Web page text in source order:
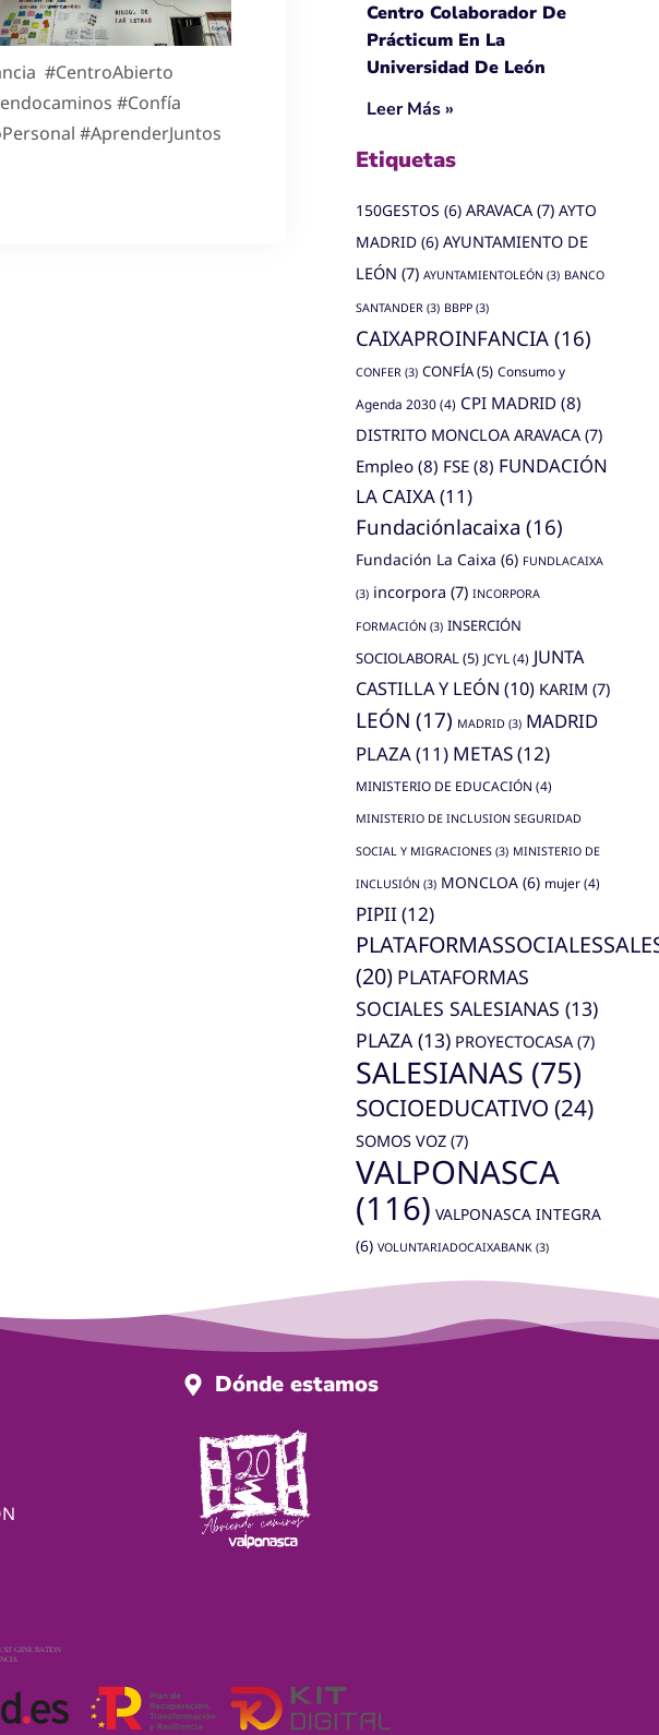
#CentroAbierto
#Confía
#AprenderJuntos
Centro Colaborador De
Prácticum En La
Universidad De León
Leer Más »
Etiquetas
150GESTOS (6) ARAVACA (7) AYTO
MADRID (6) AYUNTAMIENTO DE
LEÓN (7) AYUNTAMIENTOLEÓN (3) BANCO
SANTANDER (3) BBPP (3)
CAIXAPROINFANCIA (16)
CONFER (3) CONFÍA(5) Consumo y
Agenda 2030(4) CPI MADRID (8)
DISTRITO MONCLOA ARAVACA (7)
Empleo (8) FSE (8) FUNDACIÓN
LA CAIXA(11)
Fundaciónlacaixa (16)
Fundación La Caixa (6) FUNDLACAIXA
(3) incorpora (7) INCORPORA
FORMACIÓN (3) INSERCIÓN
SOCIOLABORAL(5) JCYL(4) JUNTA
CASTILLA Y LEÓN (10) KARIM (7)
LEÓN (17) MADRID (3) MADRID
PLAZA(11) METAS(12)
MINISTERIO DE EDUCACIÓN (4)
MINISTERIO DE INCLUSION SEGURIDAD
SOCIAL Y MIGRACIONES (3) MINISTERIO DE
INCLUSIÓN (3) MONCLOA (6) mujer(4)
PIPII(12)
(20) PLATAFORMAS
SOCIALES SALESIANAS (13)
PLAZA (13) PROYECTOCASA (7)
SALESIANAS (75)
SOCIOEDUCATIVO (24)
SOMOS VOZ (7)
VALPONASCA
(116) VALPONASCA INTEGRA
(6) VOLUNTARIADOCAIXABANK (3)
Dónde estamos